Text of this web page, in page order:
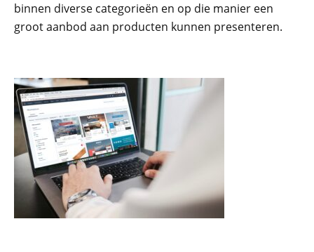
binnen diverse categorieën en op die manier een
groot aanbod aan producten kunnen presenteren.